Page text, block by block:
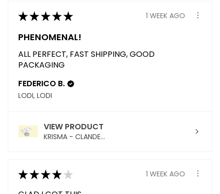
★★★★★ 1 WEEK AGO
PHENOMENAL!
ALL PERFECT, FAST SHIPPING, GOOD
PACKAGING
FEDERICO B.
LODI, LODI
VIEW PRODUCT
KRISMA - CLANDE...
★★★★ ★ 1 WEEK AGO